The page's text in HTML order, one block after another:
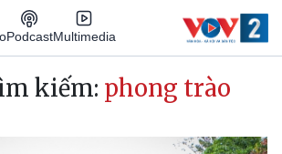
PodcastMultimedia
kiếm: phong trào